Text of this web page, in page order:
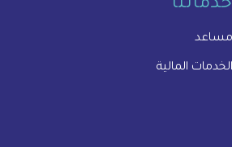
خدماتنا
مساعد
الخدمات المالية